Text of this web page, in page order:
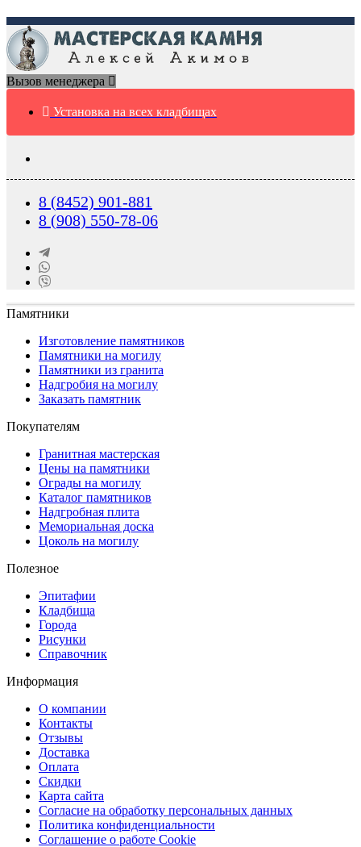
Вызов менеджера
Установка на всех кладбищах
8 (8452) 901-881
8 (908) 550-78-06
Памятники
Изготовление памятников
Памятники на могилу
Памятники из гранита
Надгробия на могилу
Заказать памятник
Покупателям
Гранитная мастерская
Цены на памятники
Ограды на могилу
Каталог памятников
Надгробная плита
Мемориальная доска
Цоколь на могилу
Полезное
Эпитафии
Кладбища
Города
Рисунки
Справочник
Информация
О компании
Контакты
Отзывы
Доставка
Оплата
Скидки
Карта сайта
Согласие на обработку персональных данных
Политика конфиденциальности
Соглашение о работе Cookie